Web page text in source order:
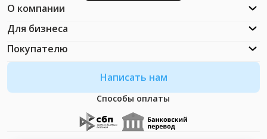
Написать нам
Способы оплаты
О компании
Для бизнеса
Покупателю